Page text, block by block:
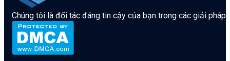
Chúng tôi là đối tác đáng tin cậy của bạn trong các giải pháp